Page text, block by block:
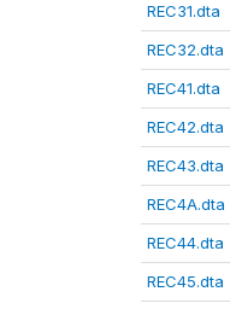
REC31.dta
REC32.dta
REC41.dta
REC42.dta
REC43.dta
REC4A.dta
REC44.dta
REC45.dta